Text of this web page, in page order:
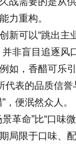
力重构。
可以“跳出主业
并非盲目追逐风
如，香醋可乐
代表的品质信
，便泯然众人。
命”比“口味微
局限于口味、